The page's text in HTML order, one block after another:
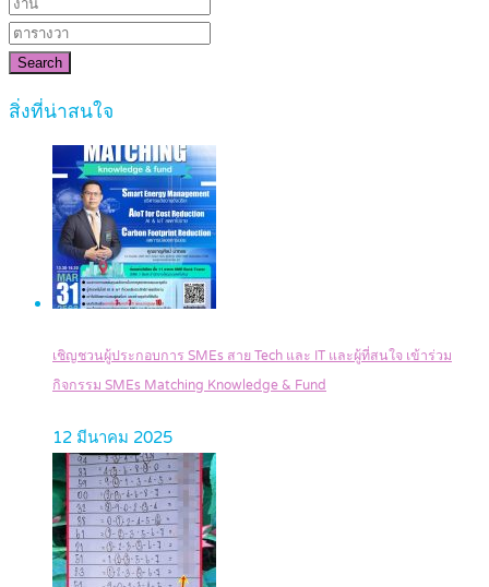
Search
สิ่งที่น่าสนใจ
เชิญชวนผู้ประกอบการ SMEs สาย Tech และ IT และผู้ที่สนใจ เข้าร่วม
กิจกรรม SMEs Matching Knowledge & Fund
12 มีนาคม 2025